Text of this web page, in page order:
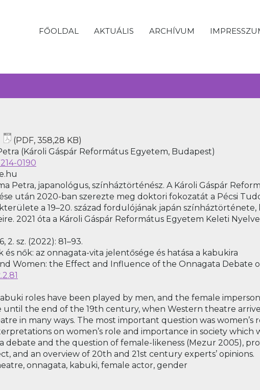
FŐOLDAL AKTUÁLIS ARCHÍVUM
(PDF, 358,28 KB)
(Károli Gáspár Református Egyetem, Budapest)
0190
Petra, japanológus, színháztörténész. A Károli Gáspár
után 2020-ban szerezte meg doktori fokozatát a Pécsi
a 19–20. század fordulójának japán
2021 óta a Károli Gáspár Református Egyetem Keleti
2. sz. (2022): 81–93.
és nők: az onnagata-vita jelentősége és hatása a kabukira
Women: the Effect and Influence of the Onnagata Debate
roles have been played by men, and the female
the end of the 19th century, when Western theatre
in many ways. The most important question was
on women’s role and importance in society which
debate and the question of female-likeness (Mezur 2005),
and an overview of 20th and 21st century experts’ opinions.
onnagata, kabuki, female actor, gender